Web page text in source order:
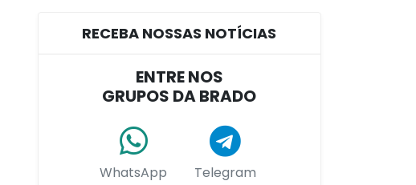
RECEBA NOSSAS NOTÍCIAS
ENTRE NOS
GRUPOS DA BRADO
WhatsApp Telegram